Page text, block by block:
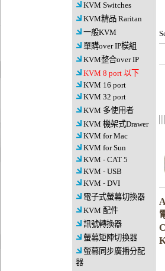
KVM Switches
KVM精品 Raritan
一般KVM
單購over IP模組
KVM整合over IP
KVM 8 port 以下
KVM 16 port
KVM 32 port
KVM 多使用者
KVM 機架式Drawer
KVM for Mac
KVM for Sun
KVM - CAT 5
KVM - USB
KVM - DVI
電子式螢幕切換器
KVM 配件
訊號轉換器
螢幕矩陣切換器
螢幕同步廣播分配
器